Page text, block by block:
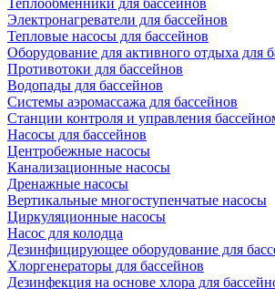
Теплообменники для бассейнов
Электронагреватели для бассейнов
Тепловые насосы для бассейнов
Оборудование для активного отдыха для
Противотоки для бассейнов
Водопады для бассейнов
Системы аэромассажа для бассейнов
Станции контроля и управления
Насосы для бассейнов
Центробежные насосы
Канализационные насосы
Дренажные насосы
Вертикальные многоступенчатые насосы
Циркуляционные насосы
Насос для колодца
Дезинфицирующее оборудование для
Хлоргенераторы для бассейнов
Дезинфекция на основе хлора для